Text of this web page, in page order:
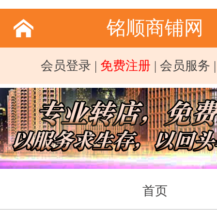
铭顺商铺网
会员登录 | 免费注册 | 会员服务
首页